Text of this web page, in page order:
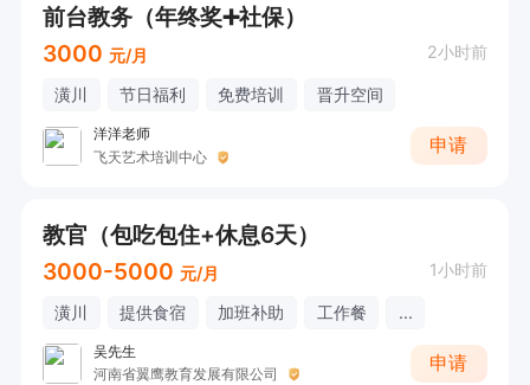
前台教务（年终奖➕社保）
3000 元/月 2小时前
潢川 节日福利 免费培训 晋升空间
洋洋老师
飞天艺术培训中心
申请
教官（包吃包住+休息6天）
3000-5000 元/月 1小时前
潢川 提供食宿 加班补助 工作餐 ...
吴先生
河南省翼鹰教育发展有限公司
申请